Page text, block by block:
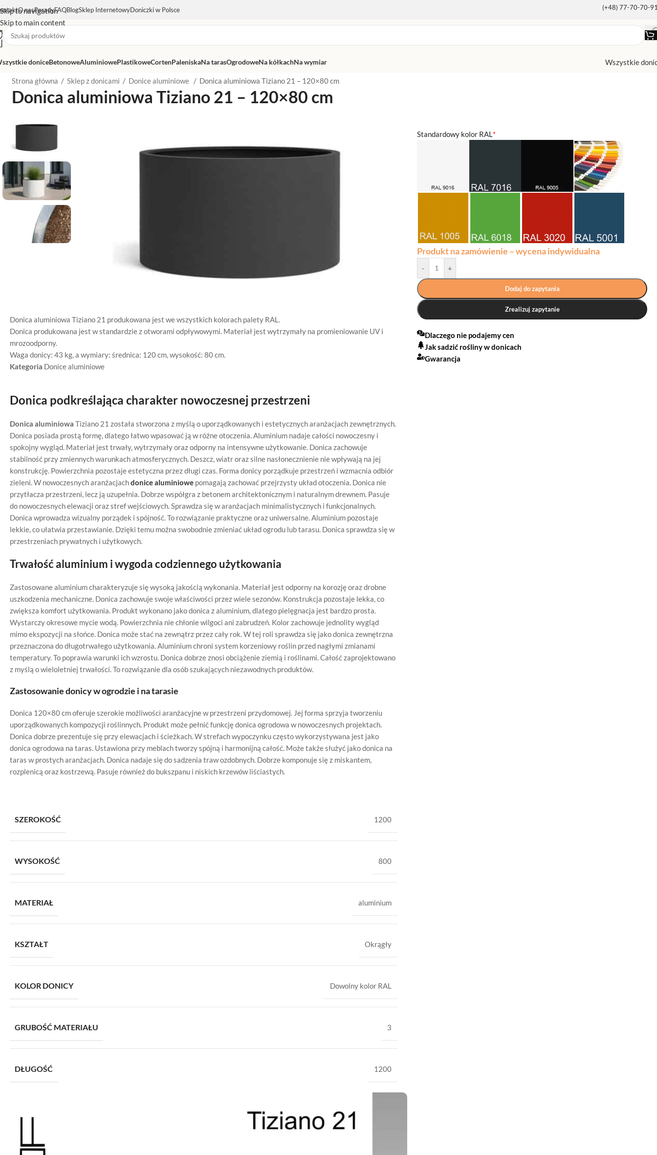
Skip to navigation
Skip to main content
O nasPoradyFAQBlogSklep InternetowyDoniczki w Polsce (+48) 77-70-70-
doniceBetonoweAluminiowePlastikoweCortenPaleniskaNa tarasOgrodoweNa kółkachNa wymiar Wszystkie
Strona główna / Sklep z donicami / Donice aluminiowe / Donica aluminiowa Tiziano 21 – 120×80 cm
Donica aluminiowa Tiziano 21 – 120×80 cm
Donica aluminiowa Tiziano 21 produkowana jest we wszystkich kolorach palety RAL.
Donica produkowana jest w standardzie z otworami odpływowymi. Materiał jest wytrzymały na promieniowanie UV i
mrozoodporny.
Waga donicy: 43 kg, a wymiary: średnica: 120 cm, wysokość: 80 cm.
Kategoria Donice aluminiowe
Donica podkreślająca charakter nowoczesnej przestrzeni
Donica aluminiowa Tiziano 21 została stworzona z myślą o uporządkowanych i estetycznych aranżacjach zewnętrznych.
Donica posiada prostą formę, dlatego łatwo wpasować ją w różne otoczenia. Aluminium nadaje całości nowoczesny i
spokojny wygląd. Materiał jest trwały, wytrzymały oraz odporny na intensywne użytkowanie. Donica zachowuje
stabilność przy zmiennych warunkach atmosferycznych. Deszcz, wiatr oraz silne nasłonecznienie nie wpływają na jej
konstrukcję. Powierzchnia pozostaje estetyczna przez długi czas. Forma donicy porządkuje przestrzeń i wzmacnia odbiór
zieleni. W nowoczesnych aranżacjachdonice aluminiowe pomagają zachować przejrzysty układ otoczenia. Donica nie
przytłacza przestrzeni, lecz ją uzupełnia. Dobrze współgra z betonem architektonicznym i naturalnym drewnem. Pasuje
do nowoczesnych elewacji oraz stref wejściowych. Sprawdza się w aranżacjach minimalistycznych i funkcjonalnych.
Donica wprowadza wizualny porządek i spójność. To rozwiązanie praktyczne oraz uniwersalne. Aluminium pozostaje
lekkie, co ułatwia przestawianie. Dzięki temu można swobodnie zmieniać układ ogrodu lub tarasu. Donica sprawdza się w
przestrzeniach prywatnych i użytkowych.
Trwałość aluminium i wygoda codziennego użytkowania
Zastosowane aluminium charakteryzuje się wysoką jakością wykonania. Materiał jest odporny na korozję oraz drobne
uszkodzenia mechaniczne. Donica zachowuje swoje właściwości przez wiele sezonów. Konstrukcja pozostaje lekka, co
zwiększa komfort użytkowania. Produkt wykonano jako donica z aluminium, dlatego pielęgnacja jest bardzo prosta.
Wystarczy okresowe mycie wodą. Powierzchnia nie chłonie wilgoci ani zabrudzeń. Kolor zachowuje jednolity wygląd
mimo ekspozycji na słońce. Donica może stać na zewnątrz przez cały rok. W tej roli sprawdza się jako donica zewnętrzna
przeznaczona do długotrwałego użytkowania. Aluminium chroni system korzeniowy roślin przed nagłymi zmianami
temperatury. To poprawia warunki ich wzrostu. Donica dobrze znosi obciążenie ziemią i roślinami. Całość zaprojektowano
z myślą o wieloletniej trwałości. To rozwiązanie dla osób szukających niezawodnych produktów.
Zastosowanie donicy w ogrodzie i na tarasie
Donica 120×80 cm oferuje szerokie możliwości aranżacyjne w przestrzeni przydomowej. Jej forma sprzyja tworzeniu
uporządkowanych kompozycji roślinnych. Produkt może pełnić funkcję donica ogrodowa w nowoczesnych projektach.
Donica dobrze prezentuje się przy elewacjach i ścieżkach. W strefach wypoczynku często wykorzystywana jest jako
donica ogrodowa na taras. Ustawiona przy meblach tworzy spójną i harmonijną całość. Może także służyć jako donica na
taras w prostych aranżacjach. Donica nadaje się do sadzenia traw ozdobnych. Dobrze komponuje się z miskantem,
rozplenicą oraz kostrzewą. Pasuje również do bukszpanu i niskich krzewów liściastych.
SZEROKOŚĆ 1200
WYSOKOŚĆ 800
MATERIAŁ aluminium
KSZTAŁT Okrągły
KOLOR DONICY Dowolny kolor RAL
GRUBOŚĆ MATERIAŁU 3
DŁUGOŚĆ 1200
*
Standardowy kolor RAL
Produkt na zamówienie – wycena indywidualna
- +
Dodaj do zapytania
Zrealizuj zapytanie
Dlaczego nie podajemy cen
Jak sadzić rośliny w donicach
Gwarancja